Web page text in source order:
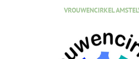
VROUWENCIRKEL